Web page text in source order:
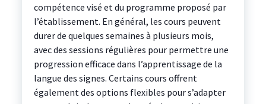
compétence visé et du programme proposé par
l’établissement. En général, les cours peuvent
durer de quelques semaines à plusieurs mois,
avec des sessions régulières pour permettre une
progression efficace dans l’apprentissage de la
langue des signes. Certains cours offrent
également des options flexibles pour s’adapter